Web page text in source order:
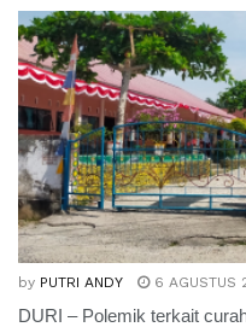
by PUTRI ANDY 6 AGUSTUS
DURI – Polemik terkait